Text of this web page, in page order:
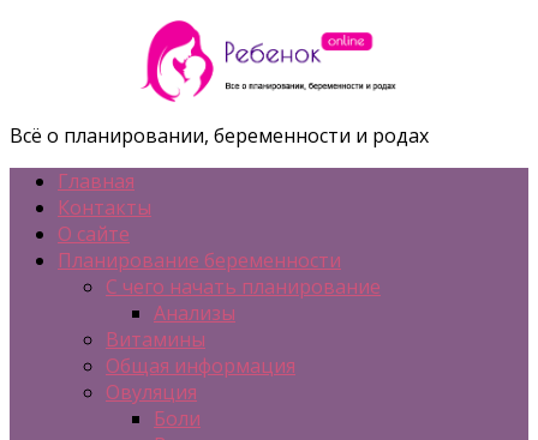
Всё о планировании, беременности и родах
Главная
Контакты
О сайте
Планирование беременности
С чего начать планирование
Анализы
Витамины
Общая информация
Овуляция
Боли